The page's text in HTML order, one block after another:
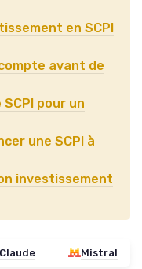
en SCPI
avant de
pour un
une SCPI à
investissement
Mistral